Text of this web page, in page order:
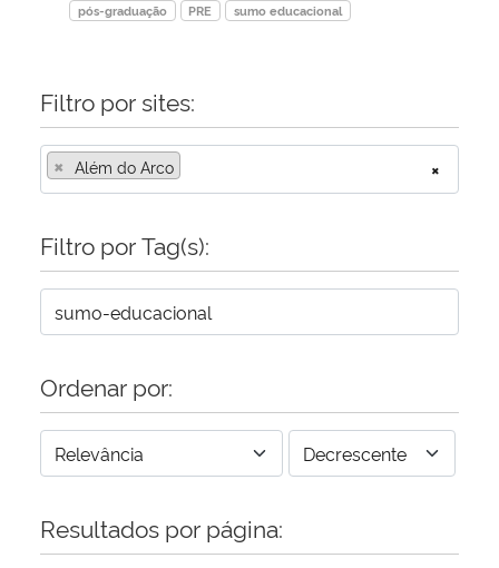
pós-graduação
PRE sumo educacional
Filtro por sites:
×
× Além do Arco
Filtro por Tag(s):
Ordenar por:
Resultados por página: